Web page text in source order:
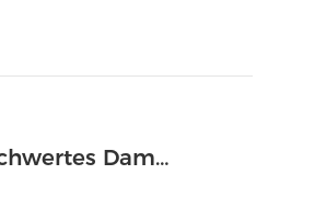
Die beste E-Zigarette ohne Nikotin - Für ein unbeschwertes Dampfvergnügen